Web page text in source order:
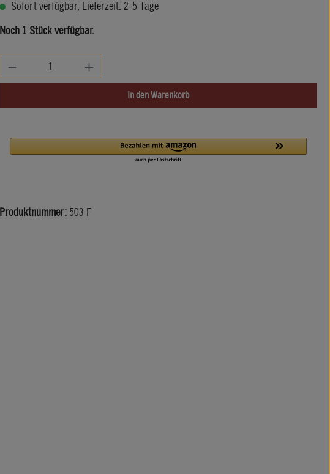
Sofort verfügbar, Lieferzeit: 2-5 Tage
Noch 1 Stück verfügbar.
Produkt Anzahl: Gib den gewünschten Wert ein oder
In den Warenkorb
Produktnummer: 503 F